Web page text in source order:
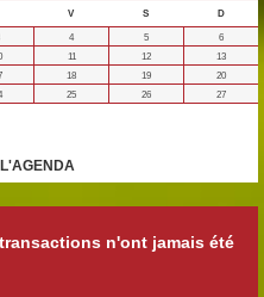
V S
D
4 5
6
11 12
13
18 19
20
25 26
27
n'ont jamais été